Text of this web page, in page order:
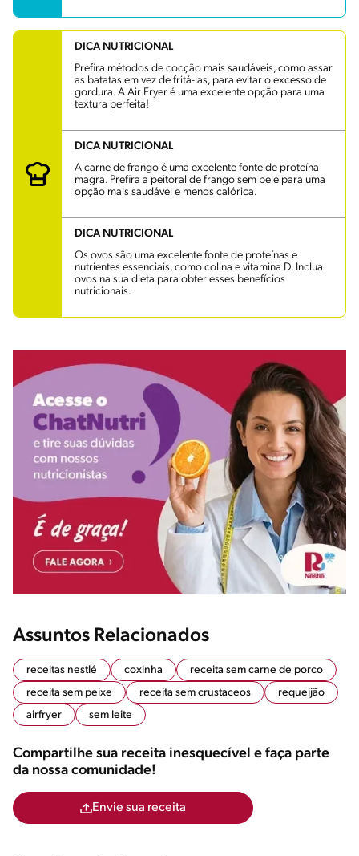
DICA NUTRICIONAL
Prefira métodos de cocção mais saudáveis, como assar
as batatas em vez de fritá-las, para evitar o excesso de
gordura. A Air Fryer é uma excelente opção para uma
textura perfeita!
DICA NUTRICIONAL
A carne de frango é uma excelente fonte de proteína
magra. Prefira a peitoral de frango sem pele para uma
opção mais saudável e menos calórica.
DICA NUTRICIONAL
Os ovos são uma excelente fonte de proteínas e
nutrientes essenciais, como colina e vitamina D. Inclua
ovos na sua dieta para obter esses benefícios
nutricionais.
Assuntos Relacionados
receitas nestlé coxinha
receita sem carne de porco
receita sem peixe
receita sem crustaceos
requeijão
airfryer
sem leite
Compartilhe sua receita inesquecível e faça parte
da nossa comunidade!
Envie sua receita